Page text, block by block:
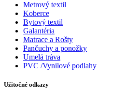
Metrový textil
Koberce
Bytový textil
Galantéria
Matrace a Rošty
Pančuchy a ponožky
Umelá tráva
PVC /Vynilové podlahy
Užitočné odkazy